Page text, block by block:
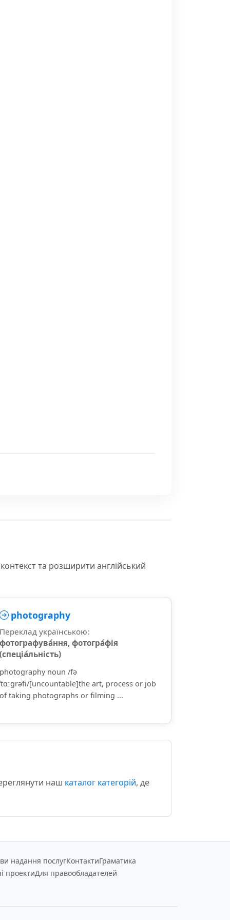
та розширити англійський
photography
Переклад українською:
фотографува́ння, фотогра́фія
(спеціа́льність)
photography noun /fə
ˈtɑːɡrəfi/[uncountable]the art, process or job
of taking photographs or filming ...
наш каталог категорій, де
надання послугКонтактиГраматика
проектиДля правообладателей